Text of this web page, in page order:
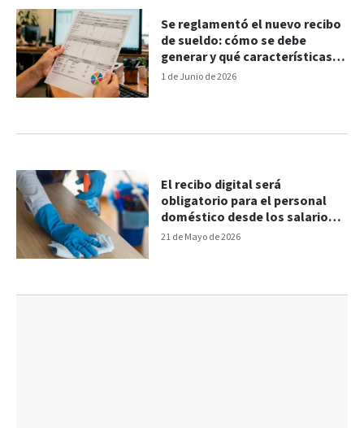
1 de Junio de 2026
Se reglamentó el nuevo recibo
de sueldo: cómo se debe
generar y qué características
tiene
21 de Mayo de 2026
El recibo digital será
obligatorio para el personal
doméstico desde los salarios
de mayo